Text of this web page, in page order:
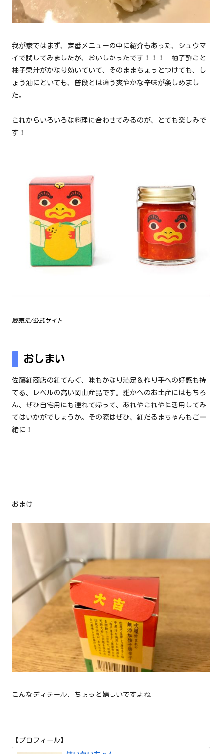
我が家ではまず、定番メニューの中に紹介もあった、シュウマ
イで試してみましたが、おいしかったです！！！ 柚子酢こと
柚子果汁がかなり効いていて、そのままちょっとつけても、し
ょう油にといても、普段とは違う爽やかな辛味が楽しめまし
た。
これからいろいろな料理に合わせてみるのが、とても楽しみで
す！
販売元/公式サイト
おしまい
佐藤紅商店の紅てんぐ、味もかなり満足＆作り手への好感も持
てる、レベルの高い岡山産品です。誰かへのお土産にはもちろ
ん、ぜひ自宅用にも連れて帰って、あれやこれやに活用してみ
てはいかがでしょうか。その際はぜひ、紅だるまちゃんもご一
緒に！
おまけ
こんなディテール、ちょっと嬉しいですよね
【プロフィール】